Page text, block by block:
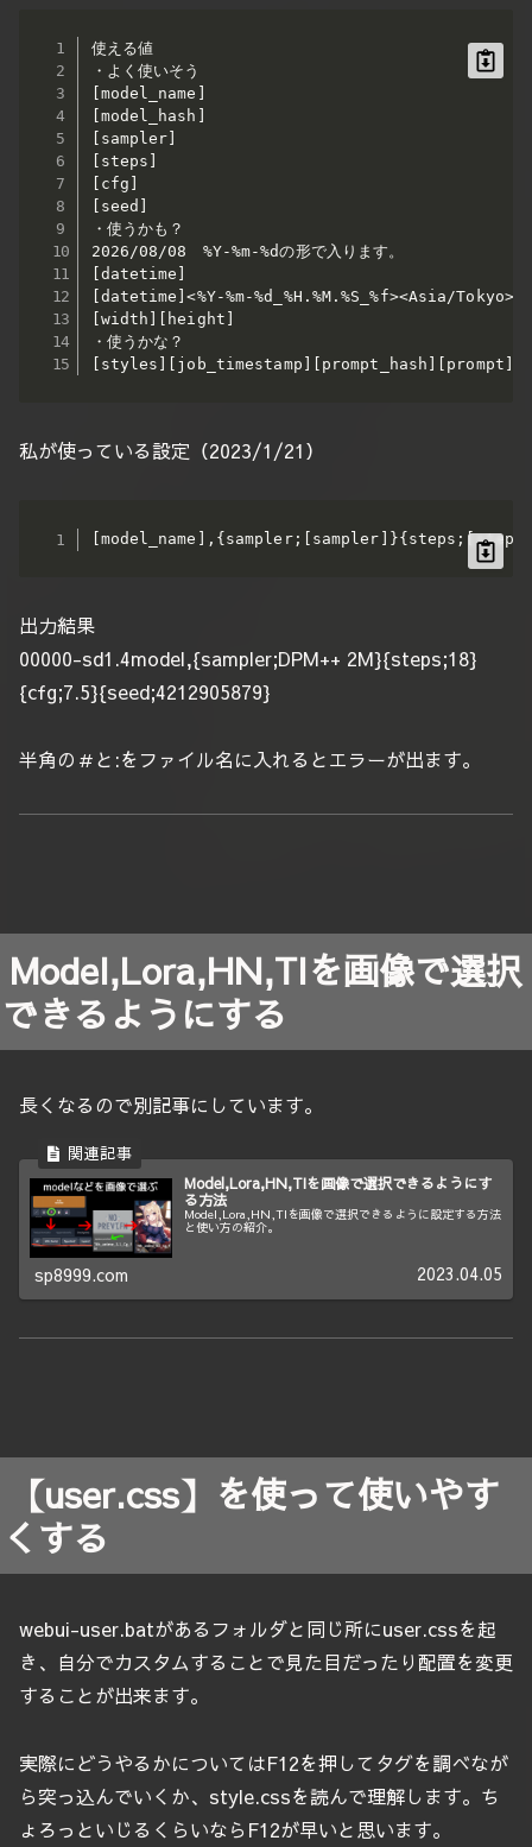
使える値
・よく使いそう
[model_name]
[model_hash]
[sampler]
[steps]
[cfg]
[seed]
・使うかも？
2026/08/08　%Y-%m-%dの形で入ります。
[datetime]
[datetime]<%Y-%m-%d_%H.%M.%S_%f><Asia/Tokyo>
[width][height]
・使うかな？
私が使っている設定（2023/1/21）
出力結果
00000-sd1.4model,{sampler;DPM++ 2M}{steps;18}
{cfg;7.5}{seed;4212905879}
半角の＃と:をファイル名に入れるとエラーが出ます。
Model,Lora,HN,TIを画像で選択
できるようにする
長くなるので別記事にしています。
Model,Lora,HN,TIを画像で選択できるようにす
る方法
Model,Lora,HN,TIを画像で選択できるように設定する方法
と使い方の紹介。
sp8999.com 2023.04.05
【user.css】を使って使いやす
くする
webui-user.batがあるフォルダと同じ所にuser.cssを起
き、自分でカスタムすることで見た目だったり配置を変更
することが出来ます。
実際にどうやるかについてはF12を押してタグを調べなが
ら突っ込んでいくか、style.cssを読んで理解します。ち
ょろっといじるくらいならF12が早いと思います。